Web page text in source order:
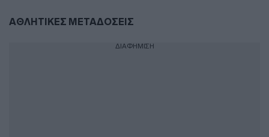
ΑΘΛΗΤΙΚΕΣ ΜΕΤΑΔΟΣΕΙΣ
ΔΙΑΦΗΜΙΣΗ